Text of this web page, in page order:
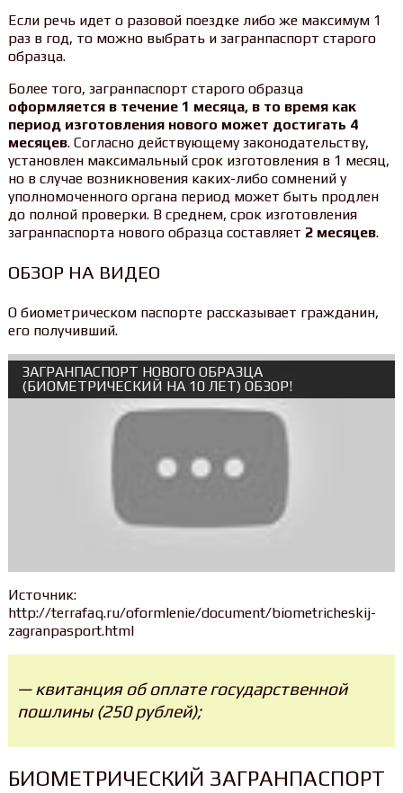
Если речь идет о разовой поездке либо же максимум 1
раз в год, то можно выбрать и загранпаспорт старого
образца.
Более того, загранпаспорт старого образца
оформляется в течение 1 месяца, в то время как
период изготовления нового может достигать 4
месяцев. Согласно действующему законодательству,
установлен максимальный срок изготовления в 1 месяц,
но в случае возникновения каких-либо сомнений у
уполномоченного органа период может быть продлен
до полной проверки. В среднем, срок изготовления
загранпаспорта нового образца составляет 2 месяцев.
ОБЗОР НА ВИДЕО
О биометрическом паспорте рассказывает гражданин,
его получивший.
ЗАГРАНПАСПОРТ НОВОГО ОБРАЗЦА
(БИОМЕТРИЧЕСКИЙ НА 10 ЛЕТ) ОБЗОР!
Источник:
http://terrafaq.ru/oformlenie/document/biometricheskij-
zagranpasport.html
— квитанция об оплате государственной
пошлины (250 рублей);
БИОМЕТРИЧЕСКИЙ ЗАГРАНПАСПОРТ